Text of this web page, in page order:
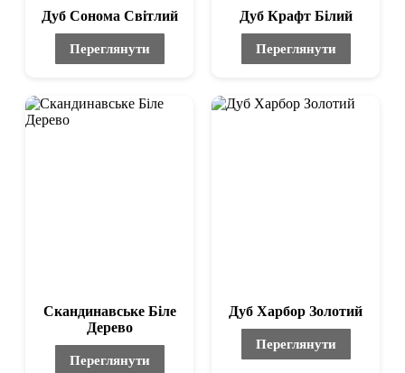
Дуб Сонома Світлий
Переглянути
Дуб Крафт Білий
Переглянути
Скандинавське Біле
Дерево
Переглянути
Дуб Харбор Золотий
Переглянути